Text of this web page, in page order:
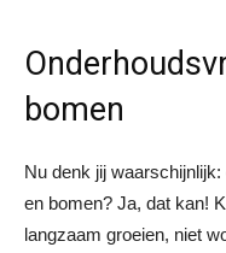
Nu denk jij
en bomen? Ja, dat kan!
langzaam groeien, niet